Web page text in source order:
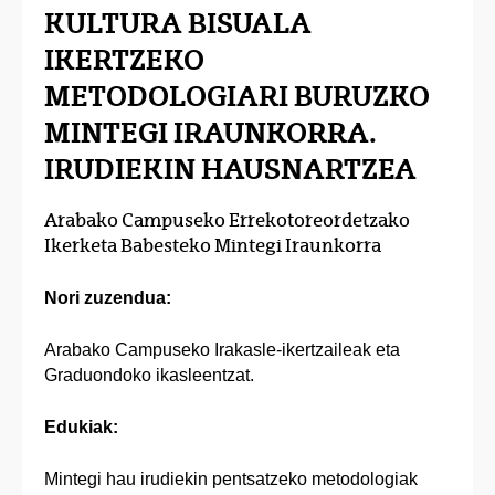
KULTURA BISUALA
IKERTZEKO
METODOLOGIARI BURUZKO
MINTEGI IRAUNKORRA.
IRUDIEKIN HAUSNARTZEA
Arabako Campuseko Errekotoreordetzako
Ikerketa Babesteko Mintegi Iraunkorra
Nori zuzendua:
Arabako Campuseko Irakasle-ikertzaileak eta
Graduondoko ikasleentzat.
Edukiak:
Mintegi hau irudiekin pentsatzeko metodologiak